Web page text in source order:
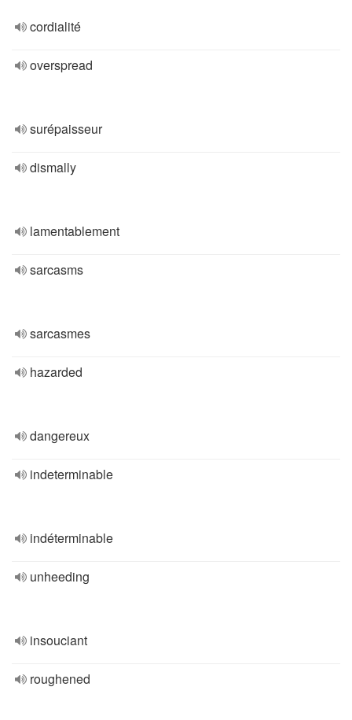
cordialité
overspread
surépaisseur
dismally
lamentablement
sarcasms
sarcasmes
hazarded
dangereux
indeterminable
indéterminable
unheeding
insouciant
roughened